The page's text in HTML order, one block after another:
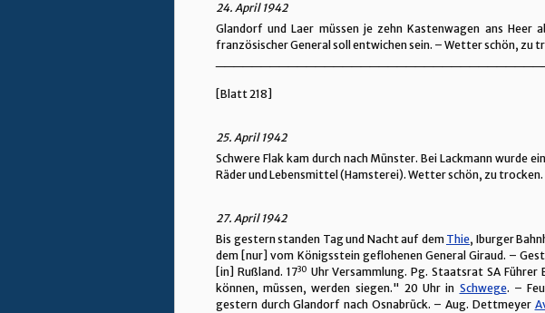
24. April 1942
Glandorf und Laer müssen je zehn Kastenwagen ans Heer
französischer General soll entwichen sein. – Wetter schön, zu
[Blatt 218]
25. April 1942
Schwere Flak kam durch nach Münster. Bei Lackmann wurde
Räder und Lebensmittel (Hamsterei). Wetter schön, zu trocken.
27. April 1942
Bis gestern standen Tag und Nacht auf dem Thie, Iburger
dem [nur] vom Königsstein geflohenen General Giraud. –
[in] Rußland. 1730 Uhr Versammlung. Pg. Staatsrat SA
können, müssen, werden siegen." 20 Uhr in Schwege. –
gestern durch Glandorf nach Osnabrück. – Aug. Dettmeyer